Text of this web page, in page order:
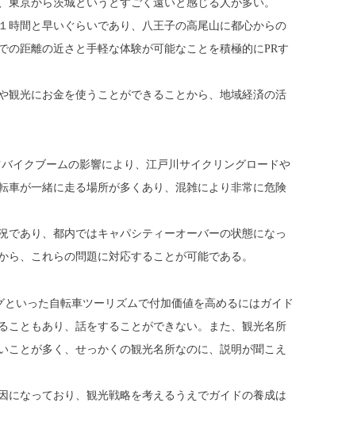
京から茨城というとすごく遠いと感じる人が多い。
時間と早いぐらいであり、八王子の高尾山に都心からの
距離の近さと手軽な体験が可能なことを積極的にPRす
観光にお金を使うことができることから、地域経済の活
イクブームの影響により、江戸川サイクリングロードや
車が一緒に走る場所が多くあり、混雑により非常に危険
あり、都内ではキャパシティーオーバーの状態になっ
、これらの問題に対応することが可能である。
いった自転車ツーリズムで付加価値を高めるにはガイド
こともあり、話をすることができない。また、観光名所
とが多く、せっかくの観光名所なのに、説明が聞こえ
なっており、観光戦略を考えるうえでガイドの養成は